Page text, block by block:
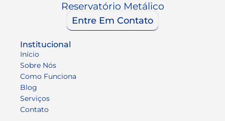
Reservatório Metálico
Entre Em Contato
Institucional
Início
Sobre Nós
Como Funciona
Blog
Serviços
Contato